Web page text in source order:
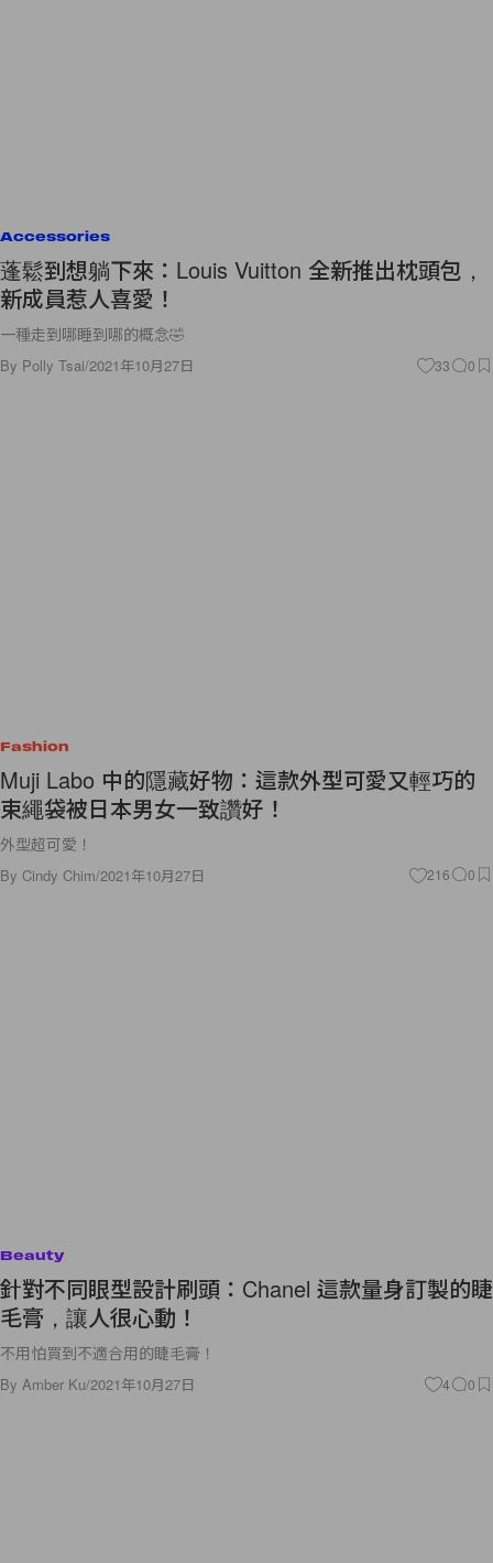
Accessories
蓬鬆到想躺下來：Louis Vuitton 全新推出枕頭包，
新成員惹人喜愛！
一種走到哪睡到哪的概念🤣
By Polly Tsai/2021年10月27日 33 0
Fashion
Muji Labo 中的隱藏好物：這款外型可愛又輕巧的
束繩袋被日本男女一致讚好！
外型超可愛！
By Cindy Chim/2021年10月27日 216 0
Beauty
針對不同眼型設計刷頭：Chanel 這款量身訂製的睫
毛膏，讓人很心動！
不用怕買到不適合用的睫毛膏！
By Amber Ku/2021年10月27日 4 0